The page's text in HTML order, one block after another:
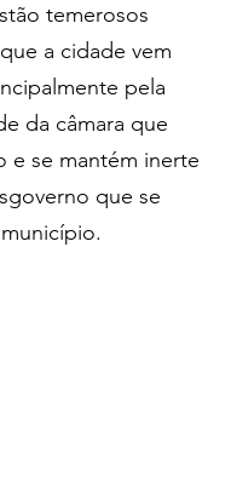
temerosos
a cidade vem
pela
da câmara que
e se mantém inerte
que se